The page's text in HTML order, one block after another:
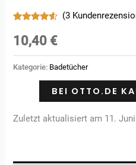
mit4.33
von 5,
basierend
Kundenbewertungen
(3
10,40 €
Kategorie: Badetücher
BEI OTTO.DE
Zuletzt aktualisiert am 11.